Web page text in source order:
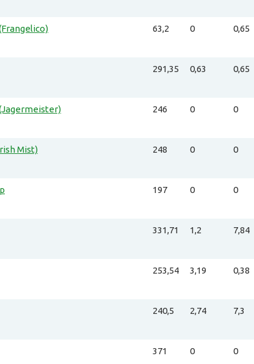
63,2 0 0,65
291,35 0,63 0,65
246 0 0
Mist) 248 0 0
197 0 0
331,71 1,2 7,84
253,54 3,19 0,38
240,5 2,74 7,3
371 0 0